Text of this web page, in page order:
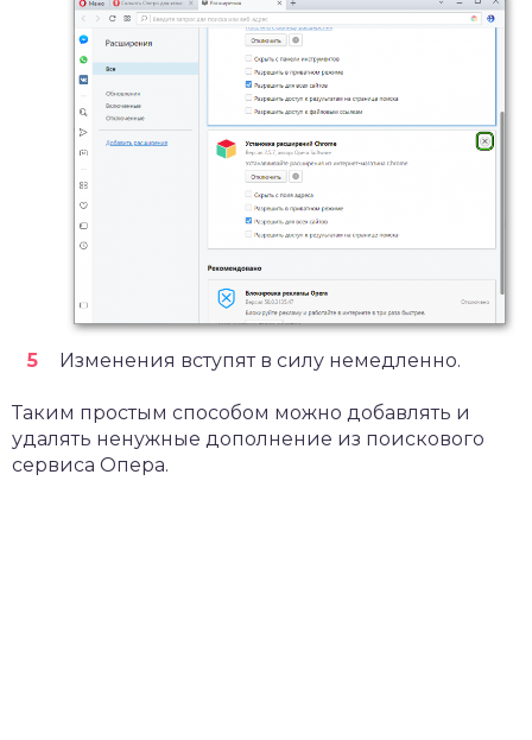
Изменения вступят в силу немедленно.
Таким простым способом можно добавлять и
удалять ненужные дополнение из поискового
сервиса Опера.